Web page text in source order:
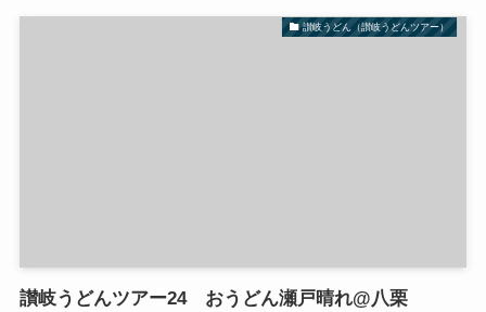
讃岐うどん（讃岐うどんツアー）
讃岐うどんツアー24 おうどん瀬戸晴れ@八栗